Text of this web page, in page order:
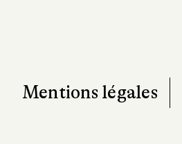
Mentions légales